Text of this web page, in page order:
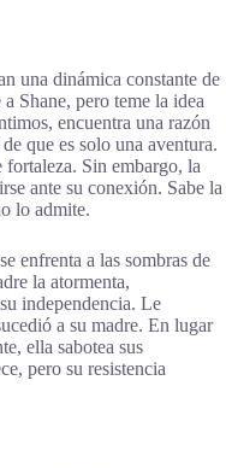
una dinámica constante de
Shane, pero teme la idea
encuentra una razón
que es solo una aventura.
Sin embargo, la
ante su conexión. Sabe la
lo admite.
enfrenta a las sombras de
la atormenta,
independencia. Le
a su madre. En lugar
ella sabotea sus
pero su resistencia